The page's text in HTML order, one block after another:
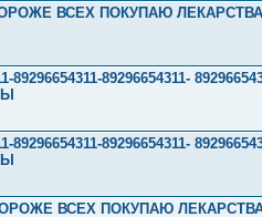
ДОРОЖЕ ВСЕХ ПОКУПАЮ
89296654311-89296654311-
89296654311-89296654311-
ДОРОЖЕ ВСЕХ ПОКУПАЮ